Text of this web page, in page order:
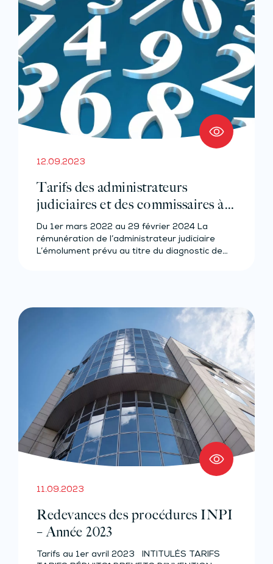
12.09.2023
Tarifs des administrateurs
judiciaires et des commissaires à
l’exécution du plan
Du 1er mars 2022 au 29 février 2024 La
rémunération de l’administrateur judiciaire
L’émolument prévu au titre du diagnostic de…
11.09.2023
Redevances des procédures INPI
– Année 2023
Tarifs au 1er avril 2023 INTITULÉS TARIFS